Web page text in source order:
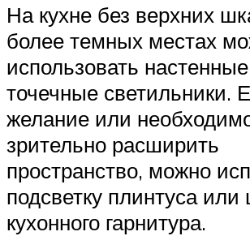
На кухне без верхних
более темных местах
использовать
точечные светильники.
желание или
зрительно расширить
пространство, можно
подсветку плинтуса или
кухонного гарнитура.